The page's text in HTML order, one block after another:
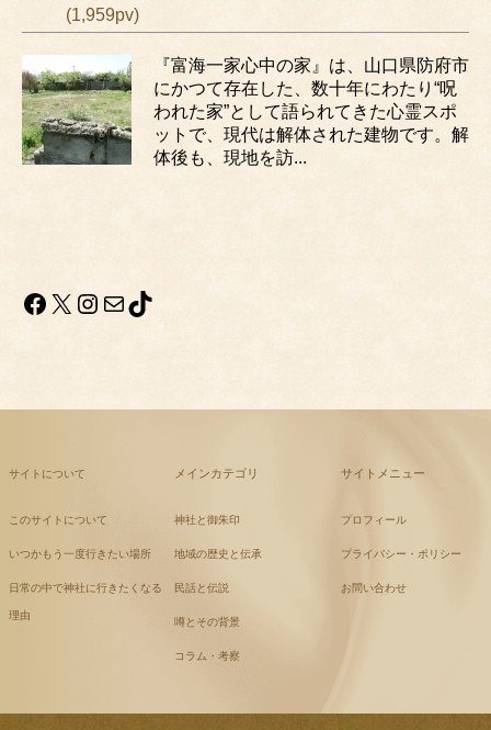
(1,959pv)
『富海一家心中の家』は、山口県防府市
にかつて存在した、数十年にわたり“呪
われた家”として語られてきた心霊スポ
ットで、現代は解体された建物です。解
体後も、現地を訪...
Facebook
X Instagram
メールTikTok
サイトについて
このサイトについて
いつかもう一度行きたい場所
日常の中で神社に行きたくなる
理由
メインカテゴリ
神社と御朱印
地域の歴史と伝承
民話と伝説
噂とその背景
コラム・考察
サイトメニュー
プロフィール
プライバシー・ポリシー
お問い合わせ